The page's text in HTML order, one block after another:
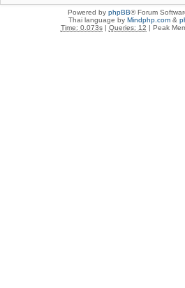
Powered by phpBB® Forum
Thai language by Mindphp.com&
Time: 0.073s| Queries: 12 | Peak